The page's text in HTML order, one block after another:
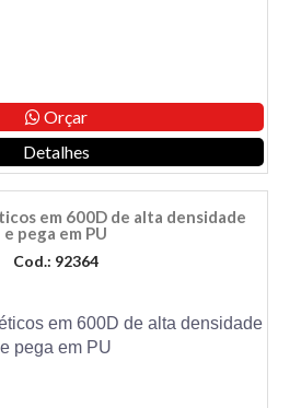
Orçar
Detalhes
em 600D de alta densidade
e pega em PU
Cod.: 92364